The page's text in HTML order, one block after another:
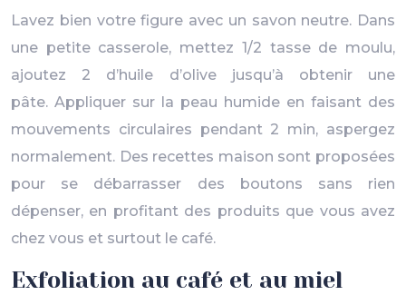
Lavez bien votre figure avec un savon neutre. Dans
une petite casserole, mettez 1/2 tasse de moulu,
ajoutez 2 d’huile d’olive jusqu’à obtenir une
pâte. Appliquer sur la peau humide en faisant des
mouvements circulaires pendant 2 min, aspergez
normalement. Des recettes maison sont proposées
pour se débarrasser des boutons sans rien
dépenser, en profitant des produits que vous avez
chez vous et surtout le café.
Exfoliation au café et au miel